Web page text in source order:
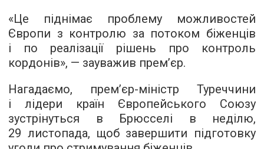
«Це піднімає проблему можливостей
Європи з контролю за потоком біженців
і по реалізації рішень про контроль
кордонів», — зауважив прем’єр.
Нагадаємо, прем’єр-міністр Туреччини
і лідери країн Європейського Союзу
зустрінуться в Брюсселі в неділю,
29 листопада, щоб завершити підготовку